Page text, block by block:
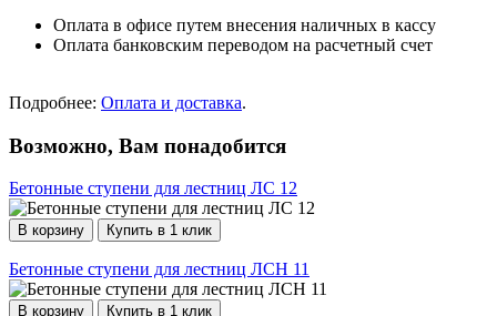
Оплата в офисе путем внесения наличных в кассу
Оплата банковским переводом на расчетный счет
Подробнее: Оплата и доставка.
Возможно, Вам понадобится
Бетонные ступени для лестниц ЛС 12
В корзину Купить в 1 клик
Бетонные ступени для лестниц ЛСН 11
В корзину Купить в 1 клик